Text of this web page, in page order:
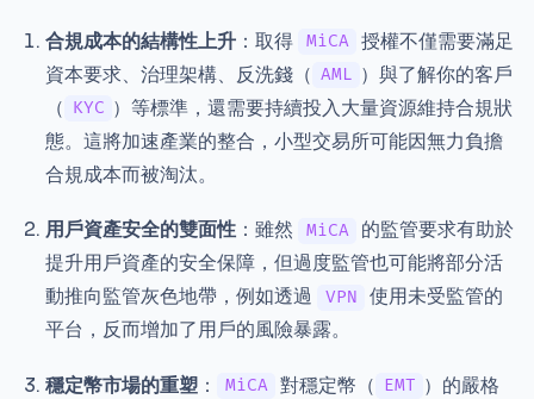
合規成本的結構性上升 ：取得 MiCA
授權不僅需要滿足
資本要求、治理架構、反洗錢（ AML ）與了解你的客戶
（ KYC ）等標準，還需要持續投入大量資源維持合規狀
態。這將加速產業的整合，小型交易所可能因無力負擔
合規成本而被淘汰。
用戶資產安全的雙面性 ：雖然 MiCA
的監管要求有助於
提升用戶資產的安全保障，但過度監管也可能將部分活
動推向監管灰色地帶，例如透過
VPN
使用未受監管的
平台，反而增加了用戶的風險暴露。
穩定幣市場的重塑 ： MiCA 對穩定幣（ EMT ）的嚴格